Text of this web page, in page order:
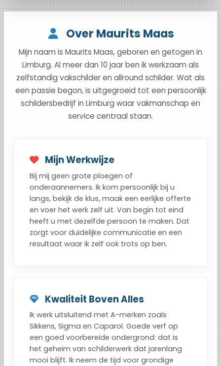
Over Maurits Maas
Mijn naam is Maurits Maas, geboren en getogen in
Limburg. Al meer dan 10 jaar ben ik werkzaam als
zelfstandig vakschilder en allround schilder. Wat als
een passie begon, is uitgegroeid tot een persoonlijk
schildersbedrijf in Limburg waar vakmanschap en
service centraal staan.
Mijn Werkwijze
Bij mij geen grote ploegen of
onderaannemers. Ik kom persoonlijk bij u
langs, bekijk de klus, maak een eerlijke offerte
en voer het werk zelf uit. Van begin tot eind
heeft u met dezelfde persoon te maken. Dat
zorgt voor duidelijke communicatie en een
resultaat waar ik zelf ook trots op ben.
Kwaliteit Boven Alles
Ik werk uitsluitend met A-merken zoals
Sikkens, Sigma en Caparol. Goede verf op
een goed voorbereide ondergrond: dat is
het geheim van schilderwerk dat jarenlang
mooi blijft. Ik neem de tijd voor grondige